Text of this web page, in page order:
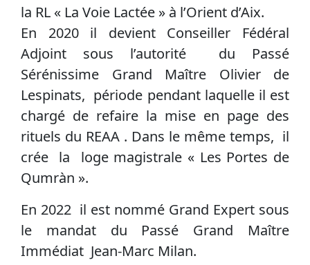
la RL « La Voie Lactée » à l’Orient d’Aix.
En 2020 il devient Conseiller Fédéral
Adjoint sous l’autorité du Passé
Sérénissime Grand Maître Olivier de
Lespinats, période pendant laquelle il est
chargé de refaire la mise en page des
rituels du REAA . Dans le même temps, il
crée la loge magistrale « Les Portes de
Qumràn ».
En 2022 il est nommé Grand Expert sous
le mandat du Passé Grand Maître
Immédiat Jean-Marc Milan.